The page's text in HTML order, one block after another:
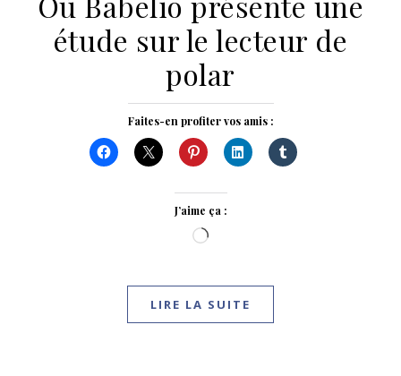
étude sur le lecteur de
polar
Faites-en profiter vos amis :
J’aime ça :
Chargement…
LIRE LA SUITE